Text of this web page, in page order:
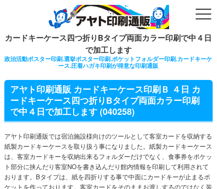
カードキーケース四つ折りBタイプ両面カラー印刷で中４日
で加工します
政治活動ポスター印刷.選挙ポスター印刷.ポケットフォルダー印刷.カードキーケ
ース.圧着ハガキ印刷が得意な印刷通販
アヤト印刷通販 カードキーケース印刷Ｂ ４日 カ
ードキーケース四つ折りBタイプ両面カラー印刷
で中４日で加工します (040258)
アヤト印刷通販では宿泊施設様向けのツールとして客室カードを収納する
紙製カードキーケースを取り扱う事になりました。紙製カードキーケース
は、客室カードキーを収納出来るフォルダーだけでなく、食事券をポケッ
ト部分に挟んだり客室NOを書き込んだり館内情報を印刷して利用されて
おります。Bタイプは、紙を四折りする事で中面にカードキーが止まるポ
ケットを作っております。客室カードをそのままお渡しするのではなく装